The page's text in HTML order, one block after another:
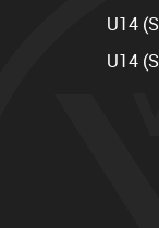
U14
U14